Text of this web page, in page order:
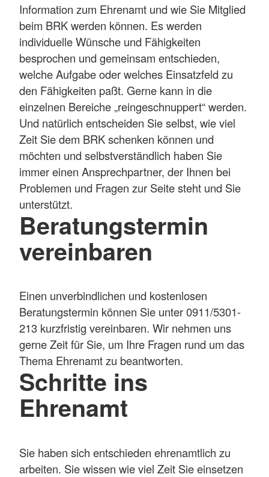
Information zum Ehrenamt und wie Sie Mitglied
beim BRK werden können. Es werden
individuelle Wünsche und Fähigkeiten
besprochen und gemeinsam entschieden,
welche Aufgabe oder welches Einsatzfeld zu
den Fähigkeiten paßt. Gerne kann in die
einzelnen Bereiche „reingeschnuppert“ werden.
Und natürlich entscheiden Sie selbst, wie viel
Zeit Sie dem BRK schenken können und
möchten und selbstverständlich haben Sie
immer einen Ansprechpartner, der Ihnen bei
Problemen und Fragen zur Seite steht und Sie
unterstützt.
Beratungstermin
vereinbaren
Einen unverbindlichen und kostenlosen
Beratungstermin können Sie unter 0911/5301-
213 kurzfristig vereinbaren. Wir nehmen uns
gerne Zeit für Sie, um Ihre Fragen rund um das
Thema Ehrenamt zu beantworten.
Schritte ins
Ehrenamt
Sie haben sich entschieden ehrenamtlich zu
arbeiten. Sie wissen wie viel Zeit Sie einsetzen